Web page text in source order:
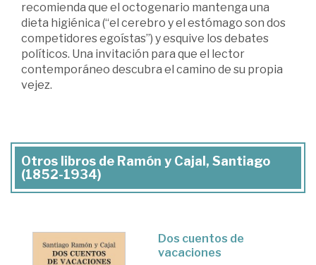
recomienda que el octogenario mantenga una
dieta higiénica (“el cerebro y el estómago son dos
competidores egoístas”) y esquive los debates
políticos. Una invitación para que el lector
contemporáneo descubra el camino de su propia
vejez.
Otros libros de Ramón y Cajal, Santiago
(1852-1934)
Dos cuentos de
vacaciones